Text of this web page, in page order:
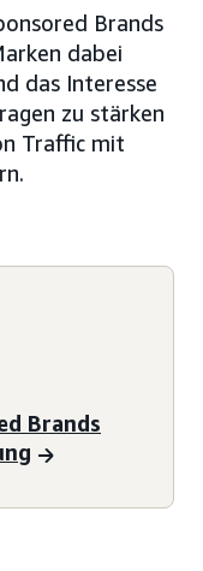
Brands
dabei
das Interesse
zu stärken
Traffic mit
Brands